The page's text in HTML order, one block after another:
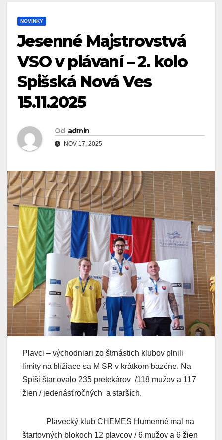
NOVINKY
Jesenné Majstrovstvá
VSO v plávaní – 2. kolo
Spišská Nová Ves
15.11.2025
Od admin
NOV 17, 2025
Plavci – východniari zo štrnástich klubov plnili
limity na blížiace sa M SR v krátkom bazéne. Na
Spiši štartovalo 235 pretekárov /118 mužov a 117
žien / jedenásťročných a starších.
Plavecký klub CHEMES Humenné mal na
štartovných blokoch 12 plavcov / 6 mužov a 6 žien